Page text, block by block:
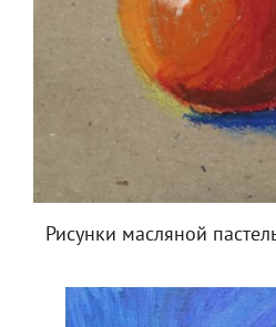
Рисунки масляной